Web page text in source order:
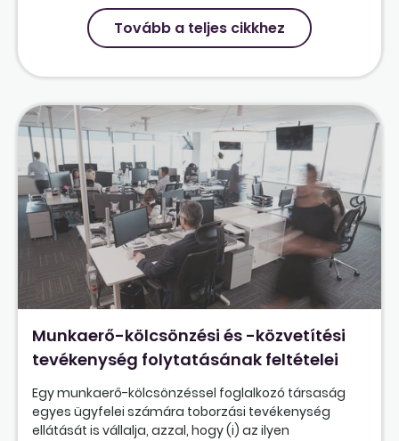
Tovább a teljes cikkhez
Munkaerő-kölcsönzési és -közvetítési
tevékenység folytatásának feltételei
Egy munkaerő-kölcsönzéssel foglalkozó társaság
egyes ügyfelei számára toborzási tevékenység
ellátását is vállalja, azzal, hogy (i) az ilyen